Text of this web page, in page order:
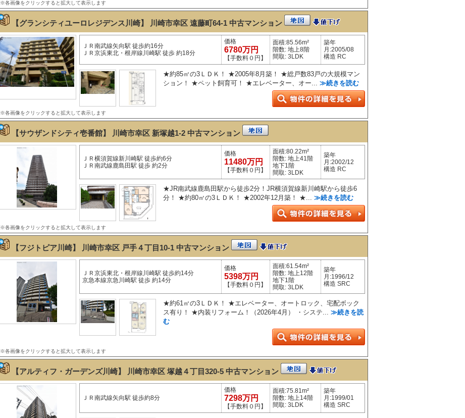
※各画像をクリックすると拡大して表示します
【グランシティユーロレジデンス川崎】 川崎市幸区 遠藤町64-1 中古マンション
ＪＲ南武線矢向駅 徒歩約16分
ＪＲ京浜東北・根岸線川崎駅 徒歩 約18分
価格
6780万円
【手数料０円】
面積:85.56m²
階数: 地上8階
間取: 3LDK
築年
月:2005/08
構造 RC
★約85㎡の3ＬＤＫ！ ★2005年8月築！ ★総戸数83戸の大規模マン
ション！ ★ペット飼育可！ ★エレベーター、オー... ≫続きを読む
※各画像をクリックすると拡大して表示します
【サウザンドシティ壱番館】 川崎市幸区 新塚越1-2 中古マンション
ＪＲ横須賀線新川崎駅 徒歩約6分
ＪＲ南武線鹿島田駅 徒歩 約2分
価格
11480万円
【手数料０円】
面積:80.22m²
階数: 地上41階
地下1階
間取: 3LDK
築年
月:2002/12
構造 RC
★JR南武線鹿島田駅から徒歩2分！JR横須賀線新川崎駅から徒歩6
分！ ★約80㎡の3ＬＤＫ！ ★2002年12月築！ ★... ≫続きを読む
※各画像をクリックすると拡大して表示します
【フジトピア川崎】 川崎市幸区 戸手４丁目10-1 中古マンション
ＪＲ京浜東北・根岸線川崎駅 徒歩約14分
京急本線京急川崎駅 徒歩 約14分
価格
5398万円
【手数料０円】
面積:61.54m²
階数: 地上12階
地下1階
間取: 3LDK
築年
月:1996/12
構造 SRC
★約61㎡の3ＬＤＫ！ ★エレベーター、オートロック、宅配ボック
ス有り！ ★内装リフォーム！（2026年4月） ・システ... ≫続きを読
む
※各画像をクリックすると拡大して表示します
【アルティフ・ガーデンズ川崎】 川崎市幸区 塚越４丁目320-5 中古マンション
ＪＲ南武線矢向駅 徒歩約8分
価格
7298万円
【手数料０円】
面積:75.81m²
階数: 地上14階
間取: 3LDK
築年
月:1999/01
構造 SRC